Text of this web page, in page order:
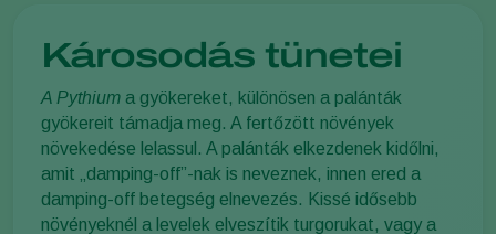
Károsodás tünetei
A Pythium a gyökereket, különösen a palánták
gyökereit támadja meg. A fertőzött növények
növekedése lelassul. A palánták elkezdenek kidőlni,
amit „damping-off”-nak is neveznek, innen ered a
damping-off betegség elnevezés. Kissé idősebb
növényeknél a levelek elveszítik turgorukat, vagy a